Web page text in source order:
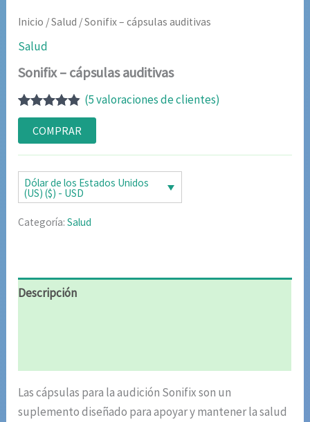
Inicio /Salud / Sonifix – cápsulas auditivas
Salud
Sonifix – cápsulas auditivas
Valorado
con4.80de
5 en base
a
5
de clientes
(5valoraciones de clientes)
COMPRAR
Dólar de los Estados Unidos
(US) ($) - USD
Categoría:Salud
Descripción
Las cápsulas para la audición Sonifix son un
suplemento diseñado para apoyar y mantener la salud